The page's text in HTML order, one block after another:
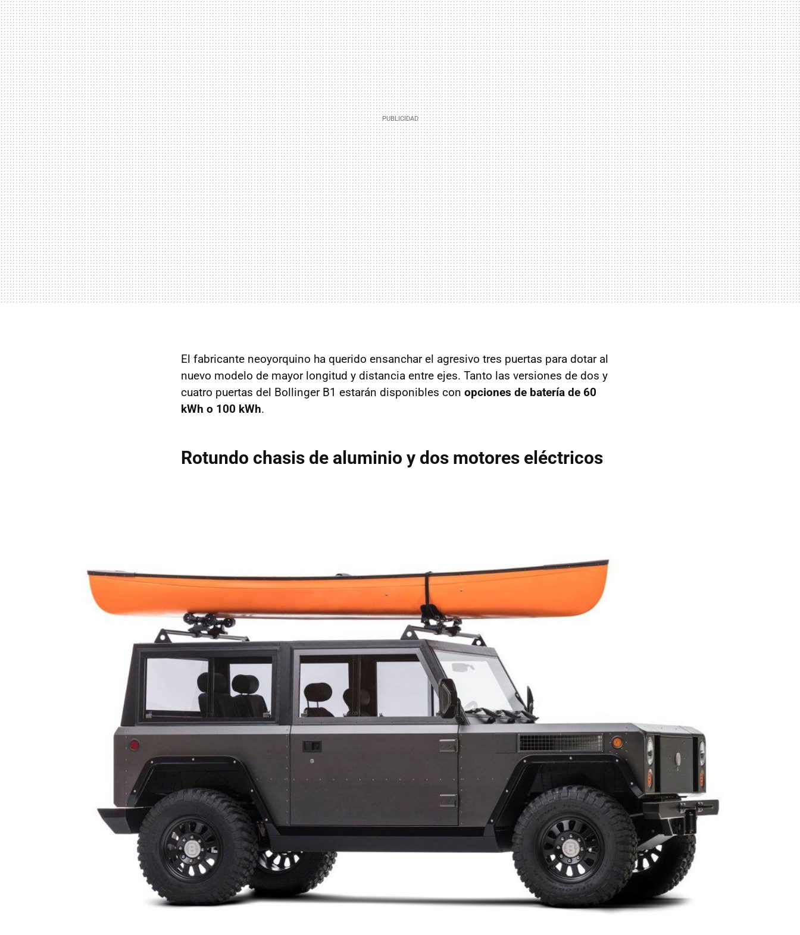
El fabricante neoyorquino ha querido ensanchar el agresivo tres puertas para dotar al
nuevo modelo de mayor longitud y distancia entre ejes. Tanto las versiones de dos y
cuatro puertas del Bollinger B1 estarán disponibles con opciones de batería de 60
kWh o 100 kWh.
Rotundo chasis de aluminio y dos motores eléctricos